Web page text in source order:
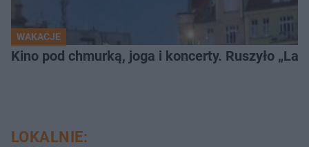
WAKACJE
Kino pod chmurką, joga i koncerty. Ruszyło
LOKALNIE: